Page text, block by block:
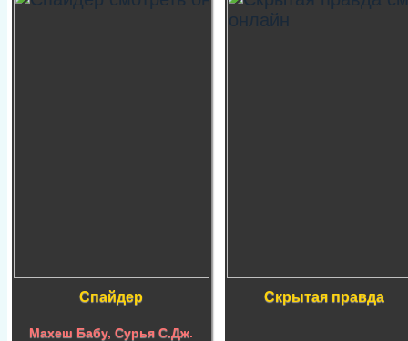
Спайдер
Махеш Бабу,Сурья С.Дж.
Скрытая правда